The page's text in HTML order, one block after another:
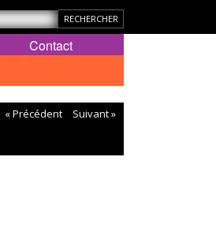
Contact
« Précédent Suivant »